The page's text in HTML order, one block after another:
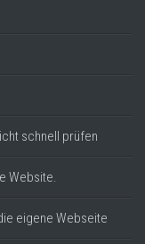
schnell prüfen
Website.
eigene Webseite